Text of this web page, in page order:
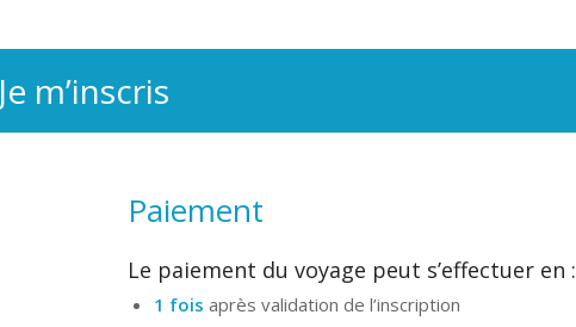
Je m’inscris
Paiement
Le paiement du voyage peut s’effectuer en :
1 fois après validation de l’inscription